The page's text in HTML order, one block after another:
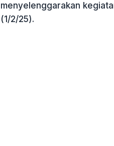
menyelenggarakan
(1/2/25).